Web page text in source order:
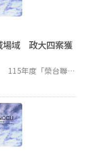
，郵件主旨
表格式：PDF檔；
，以利核對相關
mail通知面試，未
務必詳填電話/e-
師
文 *申請期間：
FB粉
官方LINE
場域 政大四案獲
有四項計畫脫穎而
臺北榮民總醫院
費提升至488萬元。
更較往年顯著成長，
足醫學人文、AI、
好的跨域研究潛力。